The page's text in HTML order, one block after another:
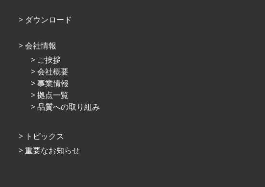
ダウンロード
会社情報
ご挨拶
会社概要
事業情報
拠点⼀覧
品質への取り組み
トピックス
重要なお知らせ